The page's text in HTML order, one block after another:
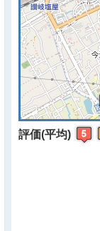
評価(平均)